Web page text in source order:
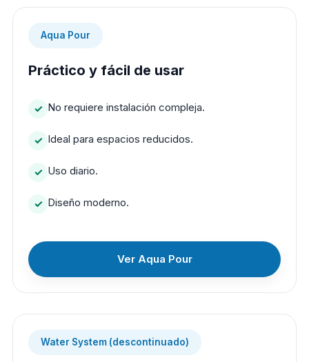
Aqua Pour
Práctico y fácil de usar
No requiere instalación compleja.
Ideal para espacios reducidos.
Uso diario.
Diseño moderno.
Ver Aqua Pour
Water System (descontinuado)